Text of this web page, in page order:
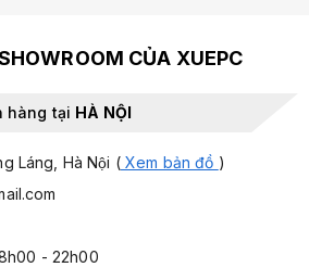
CỦA XUEPC
hàng tại HÀ NỘI
Láng, Hà Nội (Xem bản đồ )
- 22h00